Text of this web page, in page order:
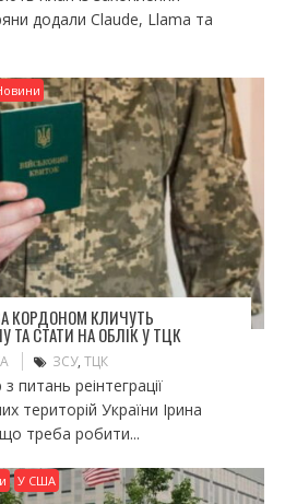
додали Claude, Llama та
КОРДОНОМ КЛИЧУТЬ
ТА СТАТИ НА ОБЛІК У ТЦК
ЗСУ, ТЦК
питань реінтеграції
територій України Ірина
треба робити...
У США